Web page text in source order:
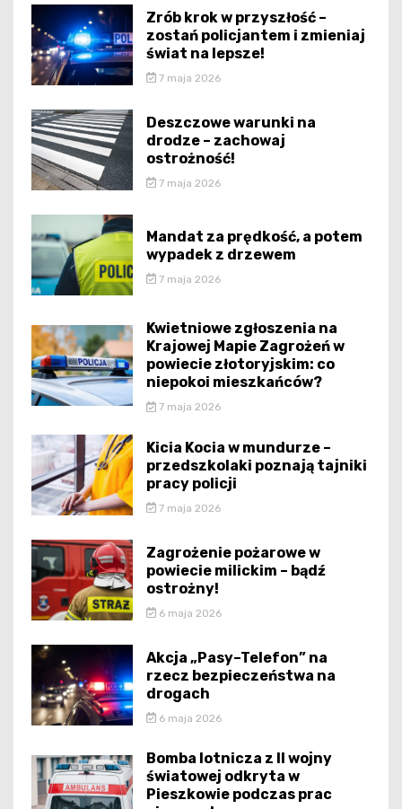
Zrób krok w przyszłość –
zostań policjantem i zmieniaj
świat na lepsze!
7 maja 2026
Deszczowe warunki na
drodze – zachowaj
ostrożność!
7 maja 2026
Mandat za prędkość, a potem
wypadek z drzewem
7 maja 2026
Kwietniowe zgłoszenia na
Krajowej Mapie Zagrożeń w
powiecie złotoryjskim: co
niepokoi mieszkańców?
7 maja 2026
Kicia Kocia w mundurze –
przedszkolaki poznają tajniki
pracy policji
7 maja 2026
Zagrożenie pożarowe w
powiecie milickim – bądź
ostrożny!
6 maja 2026
Akcja „Pasy–Telefon” na
rzecz bezpieczeństwa na
drogach
6 maja 2026
Bomba lotnicza z II wojny
światowej odkryta w
Pieszkowie podczas prac